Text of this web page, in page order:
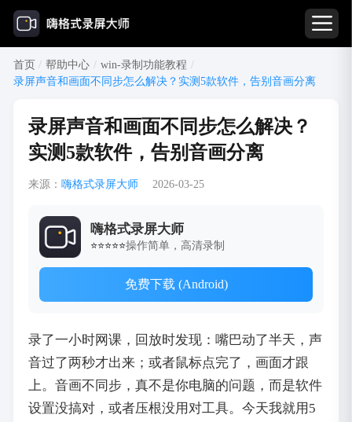
首页 / 帮助中心 / win-录制功能教程 /
录屏声音和画面不同步怎么解决？实测5款软件，告别音画分离
录屏声音和画面不同步怎么解决？
实测5款软件，告别音画分离
来源： 嗨格式录屏大师 2026-03-25
嗨格式录屏大师
⭐⭐⭐⭐⭐操作简单，高清录制
免费下载 (Android)
录了一小时网课，回放时发现：嘴巴动了半天，声
音过了两秒才出来；或者鼠标点完了，画面才跟
上。音画不同步，真不是你电脑的问题，而是软件
设置没搞对，或者压根没用对工具。今天我就用5